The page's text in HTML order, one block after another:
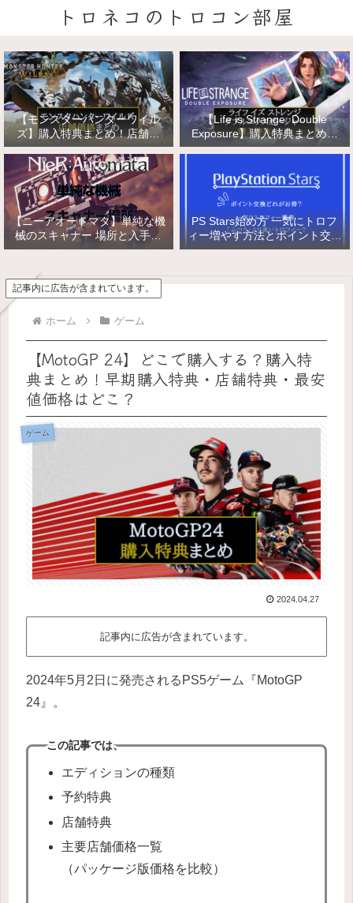
トロネコのトロコン部屋
【モンスターハンターワイル
ズ】購入特典まとめ！店舗特
典・店舗価格比較！
【Life is Strange: Double
Exposure】購入特典まとめ！
店舗特典・店舗価格比較！ライ
スポージャー
【ニーアオートマタ】単純な機
械のスキャナー 場所と入手方
法/複雑な機械と精巧な機械の
PS Stars始め方 一気にトロフ
ィー増やす方法とポイント交換
【PlayStation Stars】
記事内に広告が含まれています。
ホーム ゲーム
【MotoGP 24】どこで購入する？購入特
典まとめ！早期購入特典・店舗特典・最安
値価格はどこ？
ゲーム
2024.04.27
記事内に広告が含まれています。
2024年5月2日に発売されるPS5ゲーム『MotoGP
24』。
この記事では、
エディションの種類
予約特典
店舗特典
主要店舗価格一覧
（パッケージ版価格を比較）